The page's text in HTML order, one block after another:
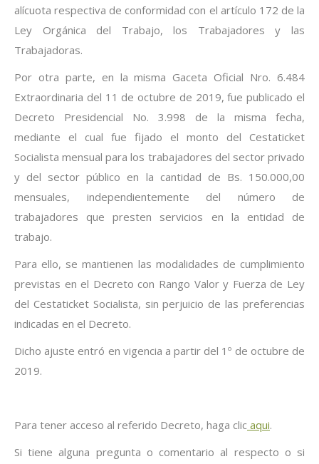
alícuota respectiva de conformidad con el artículo 172 de la
Ley Orgánica del Trabajo, los Trabajadores y
las
Trabajadoras.
Por otra parte, en la misma Gaceta Oficial Nro. 6.484
Extraordinaria del 11 de octubre de 2019, fue publicado el
Decreto Presidencial No. 3.998 de la misma fecha,
mediante el cual fue fijado el monto del Cestaticket
Socialista mensual para los trabajadores del sector privado
y del sector público en la cantidad de Bs. 150.000,00
mensuales, independientemente del número de
trabajadores que presten servicios en la entidad de
trabajo.
Para ello, se mantienen las modalidades de cumplimiento
previstas en el Decreto con Rango Valor y Fuerza de Ley
del Cestaticket Socialista, sin perjuicio de las preferencias
indicadas en el Decreto.
Dicho ajuste entró en vigencia a partir del 1º de octubre de
2019.
Para tener acceso al referido Decreto, haga clic aqui.
Si tiene alguna pregunta o comentario al respecto o si